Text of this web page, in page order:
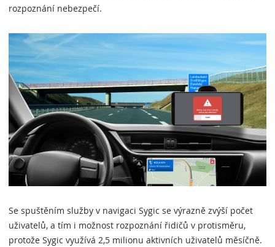
rozpoznání nebezpečí.
Se spuštěním služby v navigaci Sygic se výrazně zvýší počet
uživatelů, a tím i možnost rozpoznání řidičů v protisměru,
protože Sygic využívá 2,5 milionu aktivních uživatelů měsíčně.